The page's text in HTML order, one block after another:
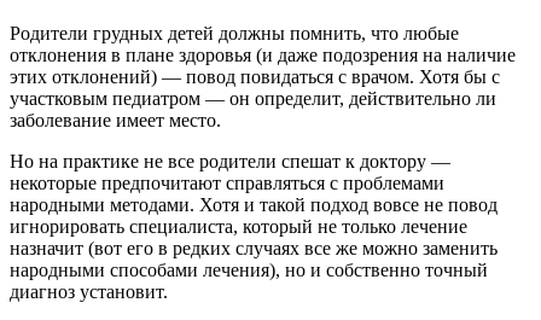
Родители грудных детей должны помнить, что любые
отклонения в плане здоровья (и даже подозрения на наличие
этих отклонений) — повод повидаться с врачом. Хотя бы с
участковым педиатром — он определит, действительно ли
заболевание имеет место.
Но на практике не все родители спешат к доктору —
некоторые предпочитают справляться с проблемами
народными методами. Хотя и такой подход вовсе не повод
игнорировать специалиста, который не только лечение
назначит (вот его в редких случаях все же можно заменить
народными способами лечения), но и собственно точный
диагноз установит.